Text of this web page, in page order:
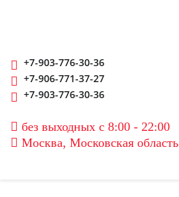
+7-903-776-30-36
+7-906-771-37-27
+7-903-776-30-36
без выходных с 8:00 - 22:00
Москва, Московская область